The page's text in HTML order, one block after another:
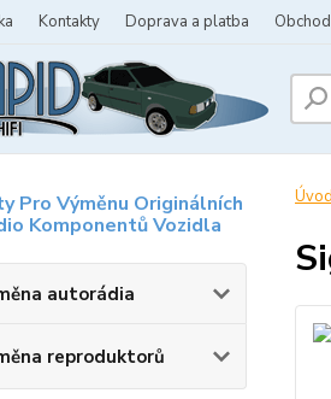
Kontakty Doprava a platba
Pro Výměnu Originálních
Komponentů Vozidla
autorádia
reproduktorů
Úvod